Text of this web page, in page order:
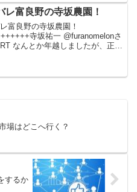
の新記者ジュリア・チャン昨
ディ、エ...
レ富良野の寺坂農園！
富良野の寺坂農園！
寺坂祐一‏ @furanomelonさ
なんとか年越しましたが、正
けて【寺坂農園】回復プロジェ
場はどこへ行く？
するか